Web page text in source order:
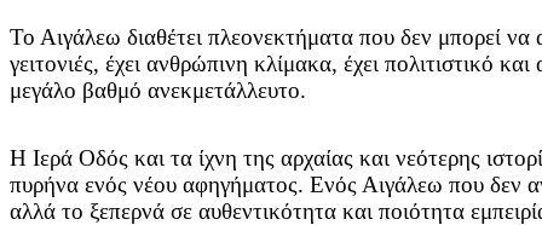
Το Αιγάλεω διαθέτει πλεονεκτήματα που δεν μπορεί να
γειτονιές, έχει ανθρώπινη κλίμακα, έχει πολιτιστικό
μεγάλο βαθμό ανεκμετάλλευτο.
Η Ιερά Οδός και τα ίχνη της αρχαίας και νεότερης
πυρήνα ενός νέου αφηγήματος. Ενός Αιγάλεω που δεν
αλλά το ξεπερνά σε αυθεντικότητα και ποιότητα